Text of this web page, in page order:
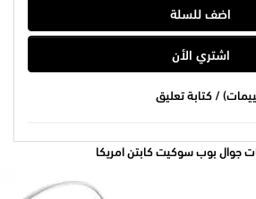
اضف للسلة
اشتري الأن
/كتابة تعليق
جوال بوب سوكيت كابتن امريكا